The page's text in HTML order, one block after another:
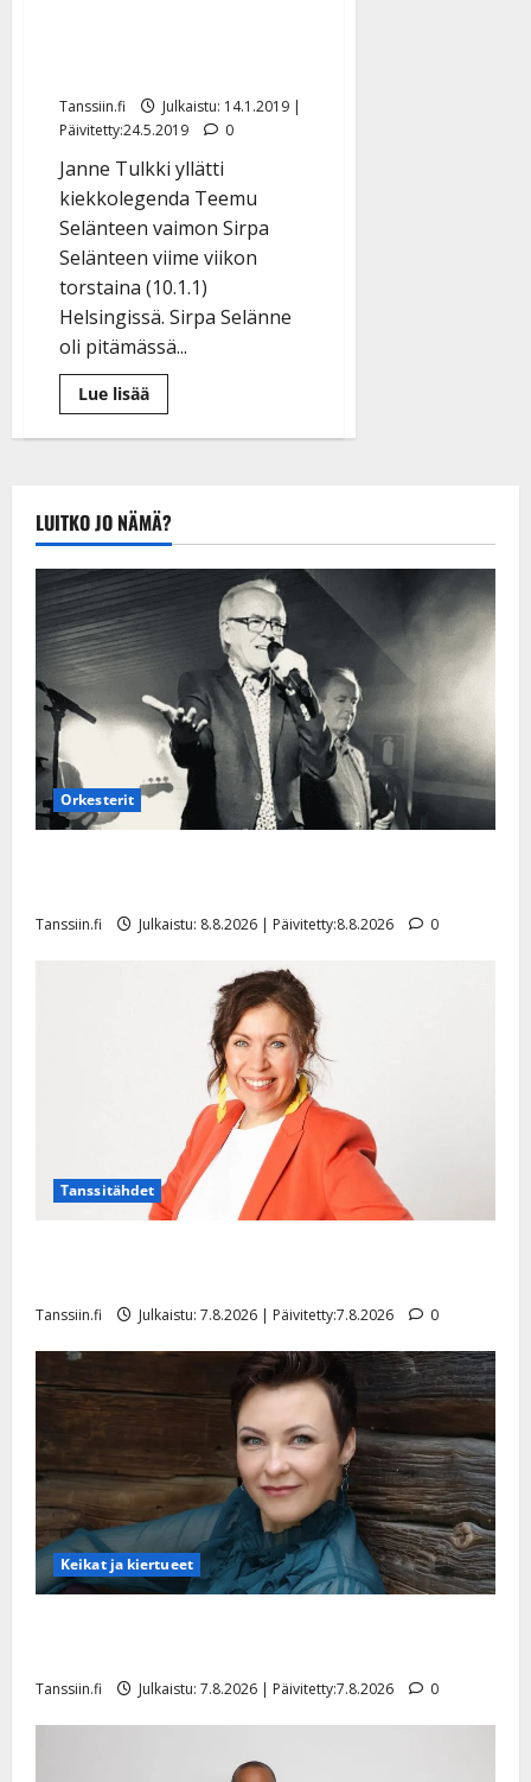
Tanssiin.fi
Julkaistu: 14.1.2019 |
Päivitetty:24.5.2019
0
Janne Tulkki yllätti
kiekkolegenda Teemu
Selänteen vaimon Sirpa
Selänteen viime viikon
torstaina (10.1.1)
Helsingissä. Sirpa Selänne
oli pitämässä...
Lue lisääLue
lisää
Janne
Sirpa
Selänteelle
–
LUITKO JO NÄMÄ?
Orkesterit
Tanssiin.fi Julkaistu: 8.8.2026 | Päivitetty:8.8.2026 0
Tanssitähdet
Tanssiin.fi Julkaistu: 7.8.2026 | Päivitetty:7.8.2026 0
Keikat ja kiertueet
Tanssiin.fi Julkaistu: 7.8.2026 | Päivitetty:7.8.2026 0